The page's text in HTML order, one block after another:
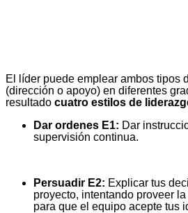
El líder puede emplear ambos tipos
(dirección o apoyo) en diferentes
resultado cuatro estilos de
Dar ordenes E1: Dar
supervisión continua.
Persuadir E2: Explicar tus
proyecto, intentando proveer
para que el equipo acepte tus